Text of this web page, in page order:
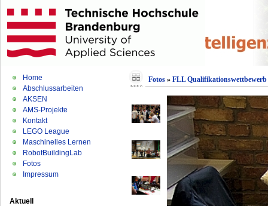
Home
Abschlussarbeiten
AKSEN
AMS-Projekte
Kontakt
LEGO League
Maschinelles Lernen
RobotBuildingLab
Fotos
Impressum
Aktuell
Fotos» FLL Qualifikationswettbewerb